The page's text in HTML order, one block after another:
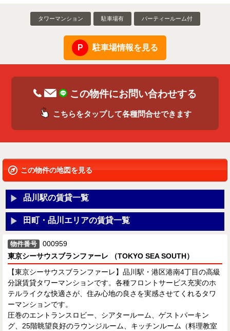
タワーマンション 駐車場有 パーティールーム付
駐車場情報を見る
この物件にお問い合わせする
こちらをタップして各種問合せできます
この物件の地図を見る
品川駅の賃貸一覧
田町・品川エリアの賃貸一覧
物件番号
000959
東京シーサウスブランファーレ （TOKYO SEA SOUTH）
【東京シーサウスブランファーレ】品川駅・港区港南4丁目の高級
分譲賃貸タワーマンションです。各種フロントサービス充実のホ
テルライクな快適さが、住み心地の良さを実感させてくれるタワ
ーマンションです。
圧巻のエントランスロビー、シアタールーム、ゲストパーキン
グ、25階眺望良好のラウンジルーム、キッチンルーム（料理教室